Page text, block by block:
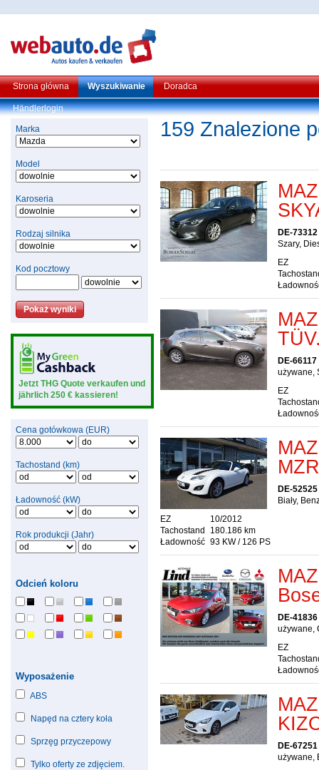
Strona główna Wyszukiwanie Doradca
Händlerlogin
Marka
Model
Karoseria
Rodzaj silnika
Kod pocztowy
Jetzt THG Quote verkaufen und
jährlich 250 € kassieren!
Cena gotówkowa (EUR)
Tachostand (km)
Ładowność (kW)
Rok produkcji (Jahr)
Odcień koloru
Wyposażenie
ABS
Napęd na cztery koła
Sprzęg przyczepowy
Tylko oferty ze zdjęciem.
159 Znalezione
DE-
Szary,
EZ
DE-
używane,
EZ
DE-
Biały,
EZ
10/2012
Tachostand
180.186 km
Ładowność 93 KW / 126 PS
DE-
używane,
EZ
DE-
używane,